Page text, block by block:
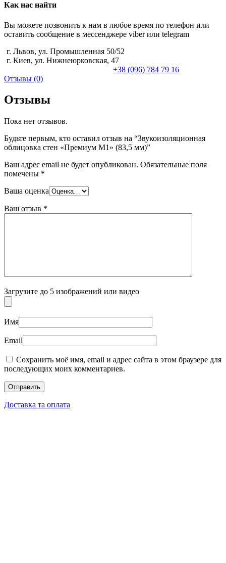
Как нас найти
Вы можете позвонить к нам в любое время по телефон или
оставить сообщение в мессенджере viber или telegram
г. Львов, ул. Промышленная 50/52
г. Киев, ул. Нижнеюрковская, 47
+38 (096) 784 79 16
Отзывы (0)
Отзывы
Пока нет отзывов.
Будьте первым, кто оставил отзыв на “Звукоизоляционная
облицовка стен «Премиум М1» (83,5 мм)”
Ваш адрес email не будет опубликован. Обязательные поля
помечены *
Ваша оценка
Ваш отзыв *
Загрузите до 5 изображений или видео
Имя
Email
Сохранить моё имя, email и адрес сайта в этом браузере для
последующих моих комментариев.
Доставка та оплата